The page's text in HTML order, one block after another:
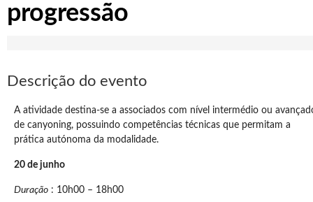
progressão
Descrição do evento
A atividade destina-se a associados com nível intermédio ou
de canyoning, possuindo competências técnicas que permitam a
prática autónoma da modalidade.
20 de junho
Duração : 10h00 – 18h00